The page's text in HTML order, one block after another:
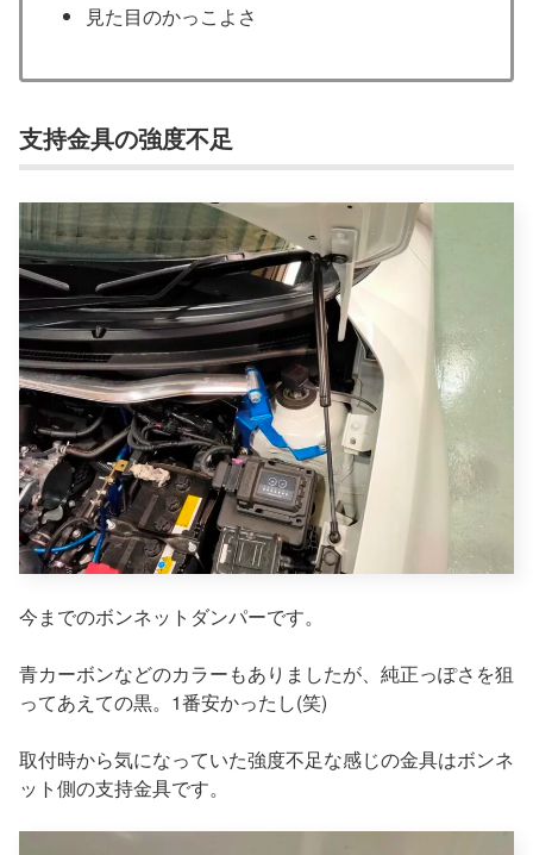
見た目のかっこよさ
支持金具の強度不足
今までのボンネットダンパーです。
青カーボンなどのカラーもありましたが、純正っぽさを狙
ってあえての黒。1番安かったし(笑)
取付時から気になっていた強度不足な感じの金具はボンネ
ット側の支持金具です。